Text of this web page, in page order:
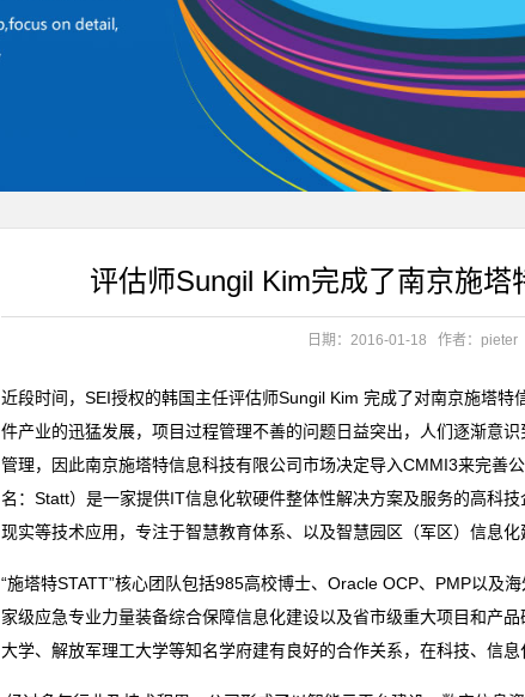
评估师Sungil Kim完成了南京施
日期：2016-01-18 作者：pieter
近段时间，SEI授权的韩国主任评估师Sungil Kim 完成了对南京施塔
件产业的迅猛发展，项目过程管理不善的问题日益突出，人们逐渐意
管理，因此南京施塔特信息科技有限公司市场决定导入CMMI3来完善
名：Statt）是一家提供IT信息化软硬件整体性解决方案及服务的高科
现实等技术应用，专注于智慧教育体系、以及智慧园区（军区）信息化
“施塔特STATT”核心团队包括985高校博士、Oracle OCP、PMP以及
家级应急专业力量装备综合保障信息化建设以及省市级重大项目和产
大学、解放军理工大学等知名学府建有良好的合作关系，在科技、信